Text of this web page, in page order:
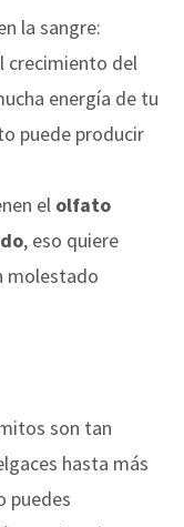
la sangre:
crecimiento del
energía de tu
puede producir
el olfato
, eso quiere
molestado
son tan
hasta más
puedes